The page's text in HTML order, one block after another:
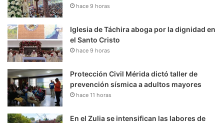
hace 9 horas
Iglesia de Táchira aboga por la dignidad en
el Santo Cristo
hace 9 horas
Protección Civil Mérida dictó taller de
prevención sísmica a adultos mayores
hace 11 horas
En el Zulia se intensifican las labores de